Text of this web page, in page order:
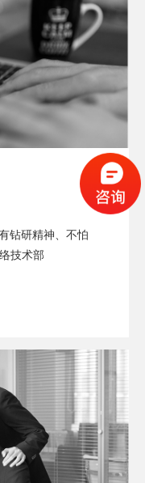
钻研精神、不怕
技术部